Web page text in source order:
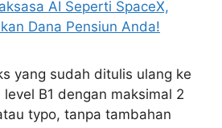
yang sudah ditulis ulang ke
B1 dengan maksimal 2
typo, tanpa tambahan